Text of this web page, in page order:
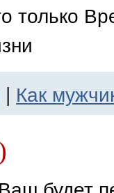
только
| Как